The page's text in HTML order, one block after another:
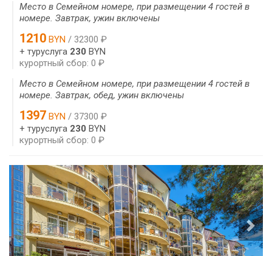
Место в Семейном номере, при размещении 4 гостей в
номере. Завтрак, ужин включены
1210 BYN / 32300 ₽
+ туруслуга 230 BYN
курортный сбор: 0 ₽
Место в Семейном номере, при размещении 4 гостей в
номере. Завтрак, обед, ужин включены
1397 BYN / 37300 ₽
+ туруслуга 230 BYN
курортный сбор: 0 ₽